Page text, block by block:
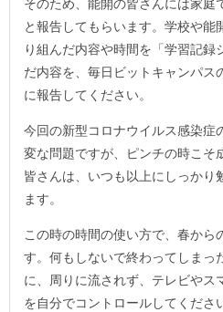
そのため、能開の皆さんには家庭
と報告してもらいます。学校や能
り組んだ内容や時間を「学習記録
だ内容を、毎日ビットキャンパス
に報告してください。
今回の新型コロナウイルス感染症
変な問題ですが、ピンチの時こそ
皆さんは、いつも以上にしっかり
ます。
この時の時間の使い方で、春から
す。何もしないで終わってしまっ
に、周りに流されず、テレビやス
を自分でコントロールしてくださ